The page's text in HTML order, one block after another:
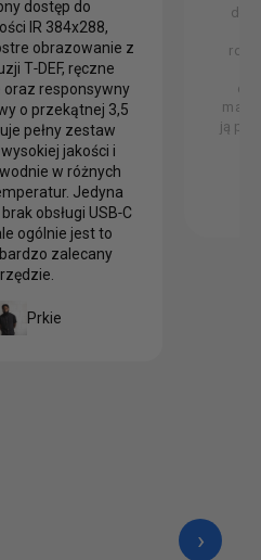
›
dostęp do
IR 384x288,
obrazowanie z
T‑DEF, ręczne
oraz responsywny
o przekątnej 3,5
pełny zestaw
jakości i
w różnych
Jedyna
obsługi USB‑C
ogólnie jest to
zalecany
Prkie
mam
ją